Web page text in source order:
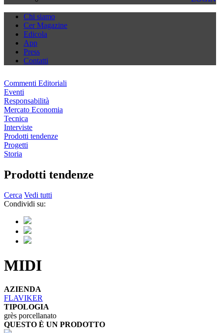
Chi siamo
Cer Magazine
Edicola
App
Press
Contatti
Commenti Editoriali
Eventi
Responsabilità
Mercato Economia
Tecnica
Interviste
Prodotti tendenze
Progetti
Storia
Prodotti tendenze
Cerca Vedi tutti
Condividi su:
MIDI
AZIENDA
FLAVIKER
TIPOLOGIA
grès porcellanato
QUESTO È UN PRODOTTO